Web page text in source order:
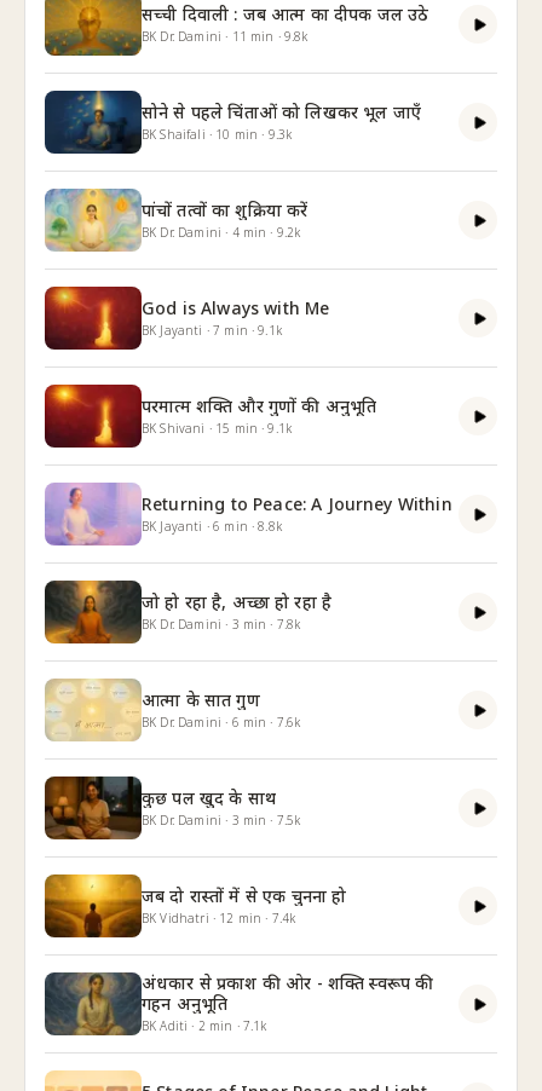
सच्ची दिवाली : जब आत्म का दीपक जल उठे
BK Dr. Damini · 11 min · 9.8k
सोने से पहले चिंताओं को लिखकर भूल जाएँ
BK Shaifali · 10 min · 9.3k
पांचों तत्वों का शुक्रिया करें
BK Dr. Damini · 4min · 9.2k
God is Always with Me
BK Jayanti ·7 min ·9.1k
परमात्म शक्ति और गुणों की अनुभूति
BK Shivani · 15 min ·9.1k
Returning to Peace: A Journey Within
BK Jayanti ·6 min ·8.8k
जो हो रहा है, अच्छा हो रहा है
BK Dr. Damini · 3 min · 7.8k
आत्मा के सात गुण
BK Dr. Damini · 6 min · 7.6k
कुछ पल खुद के साथ
BK Dr. Damini · 3 min · 7.5k
जब दो रास्तों में से एक चुनना हो
BK Vidhatri · 12 min · 7.4k
अंधकार से प्रकाश की ओर - शक्ति स्वरूप की
गहन अनुभूति
BK Aditi · 2 min · 7.1k